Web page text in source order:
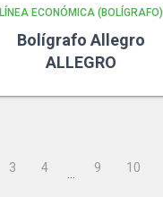
LÍNEA ECONÓMICA (BOLÍGRAFO)
Bolígrafo Allegro
ALLEGRO
3 4 9 10